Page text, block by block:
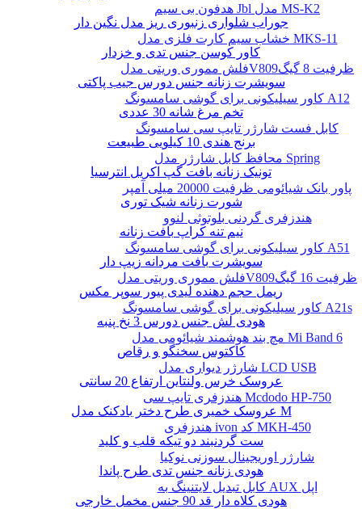
هدفون بی سیم Jbl مدل MS-K2
خشاب سیم کارت فلزی مدل MKS-11
فلش مموری وریتی مدلV809ظرفیت 8 گیگ
کاور سیلیکونی برای گوشی سامسونگ A12
کابل فست شارژر تایپ سی سامسونگ
محافظ کابل شارژر مدل Spring
پاور بانک شیائومی ظرفیت 20000 میلی آمپر
هندزفری گردنی بلوتوثی لنوو
کاور سیلیکونی برای گوشی سامسونگ A51
فلش مموری وریتی مدلV809ظرفیت 16 گیگ
کاور سیلیکونی برای گوشی سامسونگ A21s
مچ بند هوشمند شیائومی مدل Mi Band 6
شارژر دیواری مدل LCD USB
هندزفری تایپ سی Mcdodo HP-750
هندزفری ivon کد MKH-450
شارژر اوریجینال سوزنی نوکیا
کابل تبدیل لایتنینگ به AUX اپل
جوراب شلواری زنبوری ریز مدل نگین دار
کاور کوسن جنس تدی و خزدار
سویشرت زنانه جنس دورس جیب پاکتی
تخم مرغ شانه 30 عددی
برنج هندی 10 کیلویی طبیعت
تونیک زنانه بافت گپ اکریل انترسیا
شورت زنانه شیک توری
نیم تنه کراپ بافت زنانه
سویشرت بافت مردانه زیپ دار
ریمل حجم دهنده لیدی پیور سوپر مکس
هودی لش جنس دورس 3 نخ پنبه
کاکتوس سخنگو و رقاص
عروسک خرس ولنتاین ارتفاع 20 سانتی
عروسک خمیری طرح دختر بادکنک مدل M
ست گردنبند دو تیکه قلب و کلید
هودی زنانه جنس تدی طرح پاندا
هودی کلاه دار قد 90 جنس مخمل خارجی